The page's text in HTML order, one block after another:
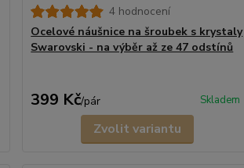
4 hodnocení
Ocelové náušnice na šroubek s krystaly
Swarovski - na výběr až ze 47 odstínů
399 Kč/pár Skladem
Zvolit variantu